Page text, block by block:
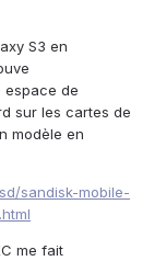
S3 en
espace de
sur les cartes de
modèle en
sandisk-mobile-
me fait